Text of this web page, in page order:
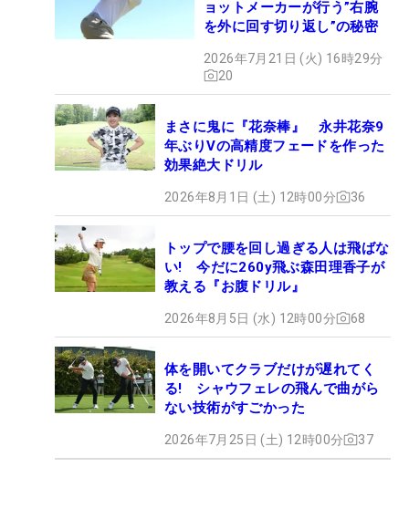
ョットメーカーが行う”右腕
を外に回す切り返し”の秘密
2026年7月21日 (火) 16時29分
20
まさに鬼に『花奈棒』 永井花奈9
年ぶりVの高精度フェードを作った
効果絶大ドリル
2026年8月1日 (土) 12時00分 36
トップで腰を回し過ぎる人は飛ばな
い! 今だに260y飛ぶ森田理香子が
教える『お腹ドリル』
2026年8月5日 (水) 12時00分 68
体を開いてクラブだけが遅れてく
る! シャウフェレの飛んで曲がら
ない技術がすごかった
2026年7月25日 (土) 12時00分 37